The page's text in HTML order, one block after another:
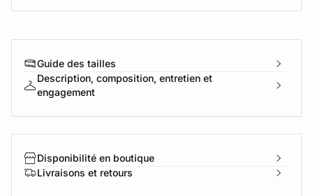
Guide des tailles
Description, composition, entretien et
engagement
Disponibilité en boutique
Livraisons et retours